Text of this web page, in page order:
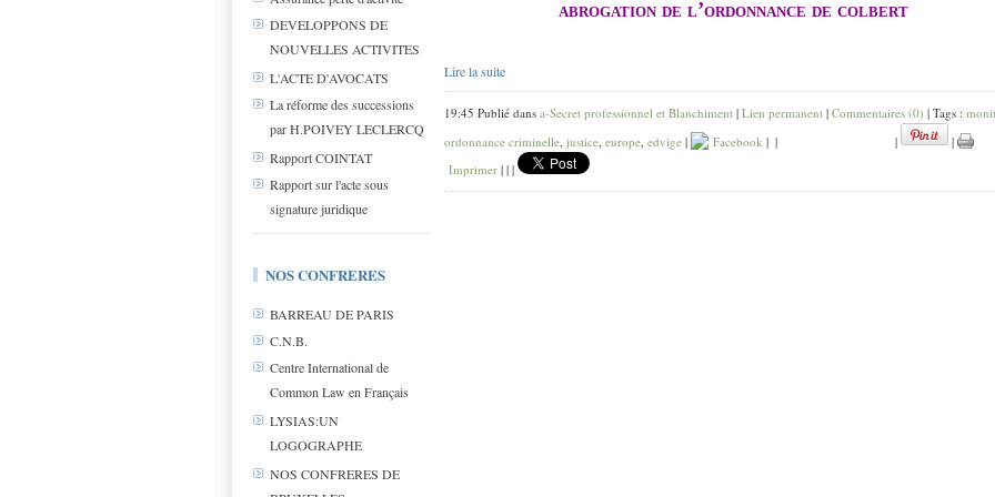
DEVELOPPONS DE
NOUVELLES ACTIVITES
L'ACTE D'AVOCATS
La réforme des successions
par H.POIVEY LECLERCQ
Rapport COINTAT
Rapport sur l'acte sous
signature juridique
NOS CONFRERES
BARREAU DE PARIS
C.N.B.
Centre International de
Common Law en Français
LYSIAS:UN
LOGOGRAPHE
NOS CONFRERES DE
abrogation de l’ordonnance de colbert
Lire la suite
19:45 Publié dans a-Secret professionnel et Blanchiment | Lien permanent | Commentaires (0) | Tags :
ordonnance criminelle, justice, europe, edvige | Facebook | | |
|
Imprimer | | |